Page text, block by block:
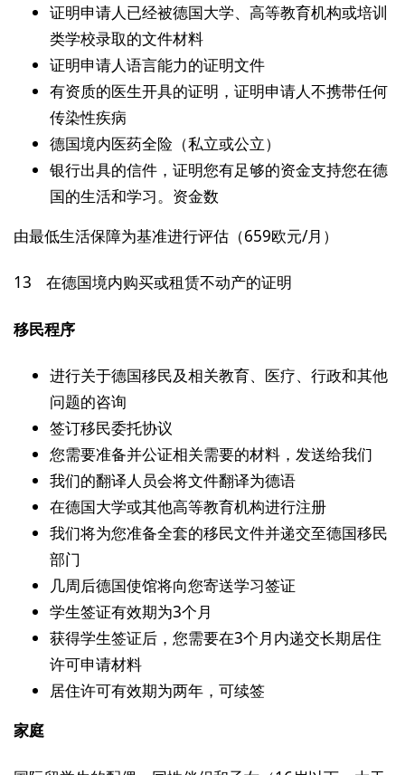
证明申请人已经被德国大学、高等教育机构或培训
类学校录取的文件材料
证明申请人语言能力的证明文件
有资质的医生开具的证明，证明申请人不携带任何
传染性疾病
德国境内医药全险（私立或公立）
银行出具的信件，证明您有足够的资金支持您在德
国的生活和学习。资金数
由最低生活保障为基准进行评估（659欧元/月）
13 在德国境内购买或租赁不动产的证明
移民程序
进行关于德国移民及相关教育、医疗、行政和其他
问题的咨询
签订移民委托协议
您需要准备并公证相关需要的材料，发送给我们
我们的翻译人员会将文件翻译为德语
在德国大学或其他高等教育机构进行注册
我们将为您准备全套的移民文件并递交至德国移民
部门
几周后德国使馆将向您寄送学习签证
学生签证有效期为3个月
获得学生签证后，您需要在3个月内递交长期居住
许可申请材料
居住许可有效期为两年，可续签
家庭